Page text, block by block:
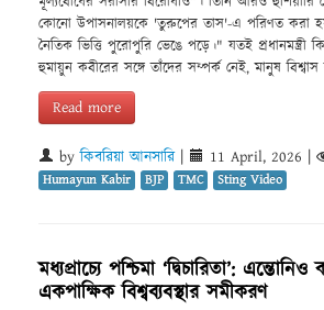
কোনো উপাসনালয়কে 'তুরুপের তাস'-এ পরিণত করা
নৈতিক ভিত্তি পুরোপুরি ভেঙে পড়ে।" যতই প্রধানমন্ত্রী
হুমায়ুন কবীরের সঙ্গে তাঁদের সম্পর্ক নেই, মানুষ
Read more
byকিবরিয়া আনসারি| 11 April, 2026 |
Humayun Kabir BJP TMC Sting Video
মধ্যপ্রাচ্যে পশ্চিমা ‘দ্বিচারিতা’:
একপাক্ষিক বিশ্বব্যবস্থার সমীকরণ